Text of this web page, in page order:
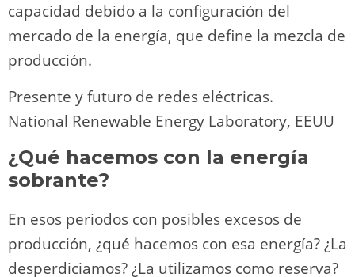
capacidad debido a la configuración del
mercado de la energía, que define la mezcla de
producción.
Presente y futuro de redes eléctricas.
National Renewable Energy Laboratory, EEUU
¿Qué hacemos con la energía
sobrante?
En esos periodos con posibles excesos de
producción, ¿qué hacemos con esa energía? ¿La
desperdiciamos? ¿La utilizamos como reserva?